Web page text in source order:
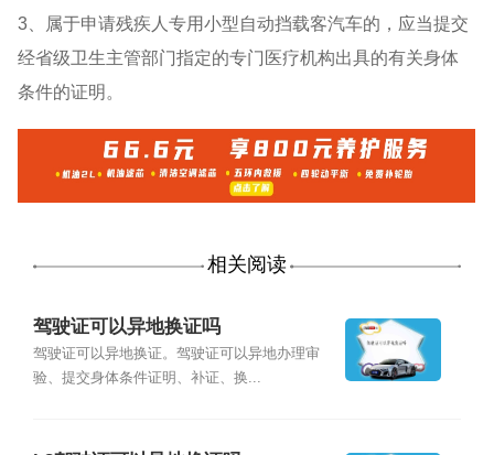
3、属于申请残疾人专用小型自动挡载客汽车的，应当提交
经省级卫生主管部门指定的专门医疗机构出具的有关身体
条件的证明。
相关阅读
驾驶证可以异地换证吗
驾驶证可以异地换证。驾驶证可以异地办理审
验、提交身体条件证明、补证、换...